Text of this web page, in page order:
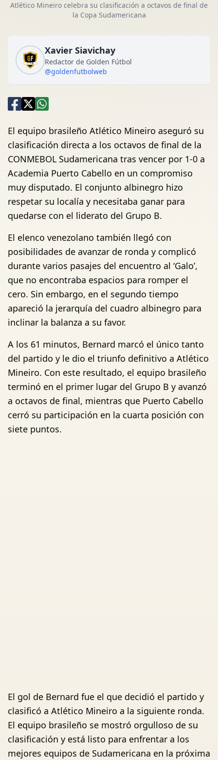
Atlético Mineiro celebra su clasificación a octavos de final de
la Copa Sudamericana
Xavier Siavichay
Redactor de Golden Fútbol
@goldenfutbolweb
El equipo brasileño Atlético Mineiro aseguró su
clasificación directa a los octavos de final de la
CONMEBOL Sudamericana tras vencer por 1-0 a
Academia Puerto Cabello en un compromiso
muy disputado. El conjunto albinegro hizo
respetar su localía y necesitaba ganar para
quedarse con el liderato del Grupo B.
El elenco venezolano también llegó con
posibilidades de avanzar de ronda y complicó
durante varios pasajes del encuentro al ‘Galo’,
que no encontraba espacios para romper el
cero. Sin embargo, en el segundo tiempo
apareció la jerarquía del cuadro albinegro para
inclinar la balanza a su favor.
A los 61 minutos, Bernard marcó el único tanto
del partido y le dio el triunfo definitivo a Atlético
Mineiro. Con este resultado, el equipo brasileño
terminó en el primer lugar del Grupo B y avanzó
a octavos de final, mientras que Puerto Cabello
cerró su participación en la cuarta posición con
siete puntos.
El gol de Bernard fue el que decidió el partido y
clasificó a Atlético Mineiro a la siguiente ronda.
El equipo brasileño se mostró orgulloso de su
clasificación y está listo para enfrentar a los
mejores equipos de Sudamericana en la próxima